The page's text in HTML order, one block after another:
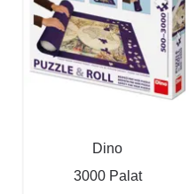
Dino
3000 Palat